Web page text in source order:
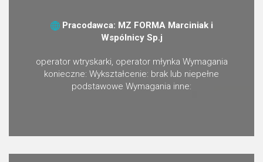
Pracodawca: MZ FORMA Marciniak i
Wspólnicy Sp.j
operator wtryskarki, operator młynka Wymagania
konieczne: Wykształcenie: brak lub niepełne
podstawowe Wymagania inne: